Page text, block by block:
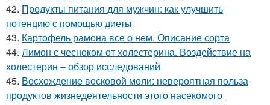
42. Продукты питания для мужчин: как улучшить
потенцию с помощью диеты
43. Картофель рамона все о нем. Описание сорта
44. Лимон с чесноком от холестерина. Воздействие на
холестерин – обзор исследований
45. Восхождение восковой моли: невероятная польза
продуктов жизнедеятельности этого насекомого